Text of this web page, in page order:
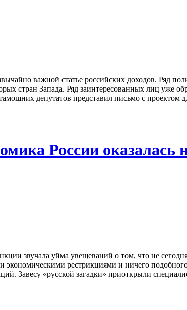
важной статье российских доходов. Ряд
стран Запада. Ряд заинтересованных лиц уже
депутатов представил письмо с
России оказалась
звучала уйма увещеваний о том, что не
экономическими рестрикциями и ничего
Завесу «русской загадки» приоткрыли